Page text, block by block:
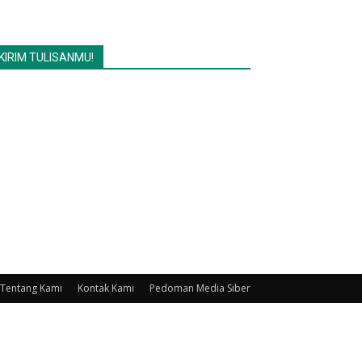
KIRIM TULISANMU!
Tentang Kami Kontak Kami Pedoman Media Siber